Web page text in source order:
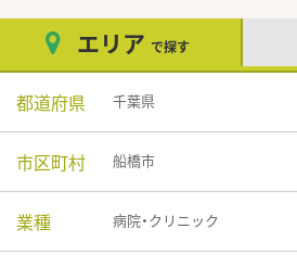
エリア で探す
都道府県 千葉県
市区町村 船橋市
業種 病院・クリニック